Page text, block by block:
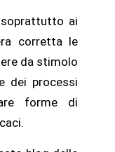
ai
corretta le
da stimolo
dei processi
forme di